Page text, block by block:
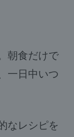
朝食だけで
一日中いつ
なレシピを